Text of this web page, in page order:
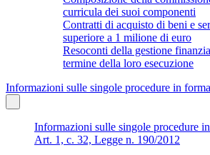
curricula dei suoi componenti
Contratti di acquisto di beni e
superiore a 1 milione di euro
Resoconti della gestione
termine della loro esecuzione
Informazioni sulle singole procedure in
Informazioni sulle singole procedure
Art. 1, c. 32, Legge n. 190/2012